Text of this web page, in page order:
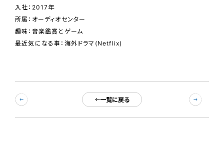
入社：2017年
所属：オーディオセンター
趣味：音楽鑑賞とゲーム
最近気になる事：海外ドラマ(Netflix)
一覧に戻る